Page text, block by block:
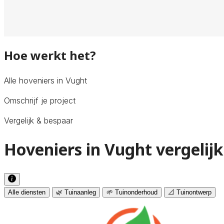
Hoe werkt het?
Alle hoveniers in Vught
Omschrijf je project
Vergelijk & bespaar
Hoveniers in Vught
Alle diensten 🌿 Tuinaanleg 🌱 Tuinonderhoud 📐 Tuinontwerp